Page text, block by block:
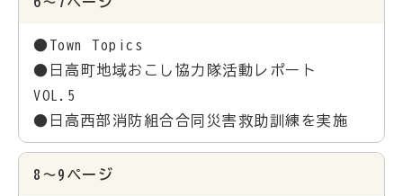
●Town Topics
●日高町地域おこし協力隊活動レポート
VOL.5
●日高西部消防組合合同災害救助訓練を実施
8～9ページ